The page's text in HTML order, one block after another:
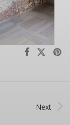
Next